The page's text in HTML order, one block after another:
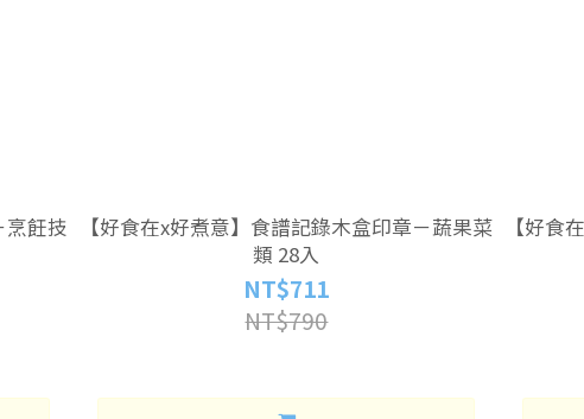
烹飪技
【好食在x好煮意】食譜記錄木盒印章－蔬果菜
類 28入
NT$711
NT$790
【好食